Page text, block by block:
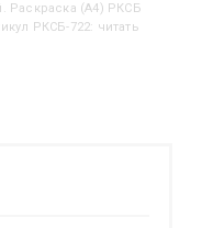
Раскраска (А4) РКСБ
РКСБ-722: читать